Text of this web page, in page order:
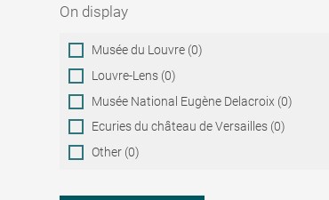
On display
On
display
Musée du Louvre (0)
Louvre-Lens (0)
Musée National Eugène Delacroix (0)
Ecuries du château de Versailles (0)
Other (0)